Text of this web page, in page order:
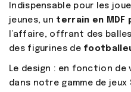
Indispensable pour les
jeunes, un terrain en MDF
l’affaire, offrant des
des figurines de
Le design : en fonction de
dans notre gamme de jeux